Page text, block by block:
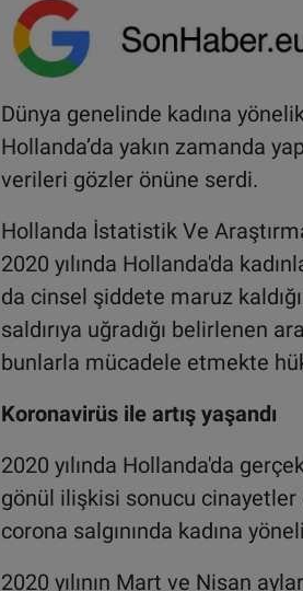
Dünya genelinde kadına
Hollanda’da yakın zamanda
verileri gözler önüne serdi.
Hollanda İstatistik Ve
2020 yılında Hollanda'da
da cinsel şiddete maruz
saldırıya uğradığı belirlenen
bunlarla mücadele etmekte
Koronavirüs ile artış yaşandı
2020 yılında Hollanda'da
gönül ilişkisi sonucu cinayetler
corona salgınında kadına
2020 yılının Mart ve Nisan